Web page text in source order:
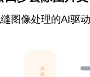
图像处理的AI驱